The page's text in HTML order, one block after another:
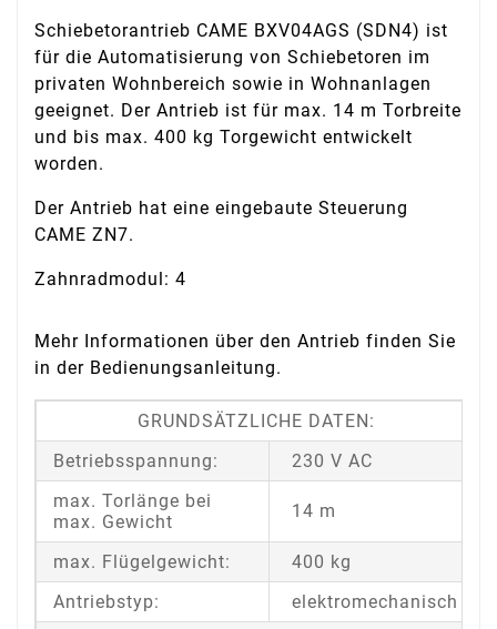
Schiebetorantrieb CAME BXV04AGS (SDN4) ist
für die Automatisierung von Schiebetoren im
privaten Wohnbereich sowie in Wohnanlagen
geeignet. Der Antrieb ist für max. 14 m Torbreite
und bis max. 400 kg Torgewicht entwickelt
worden.
Der Antrieb hat eine eingebaute Steuerung
CAME ZN7.
Zahnradmodul: 4
Mehr Informationen über den Antrieb finden Sie
in der Bedienungsanleitung.
GRUNDSÄTZLICHE DATEN:
Betriebsspannung:
230 V AC
max. Torlänge bei
max. Gewicht
14 m
max. Flügelgewicht:
400 kg
Antriebstyp:
elektromechanisch